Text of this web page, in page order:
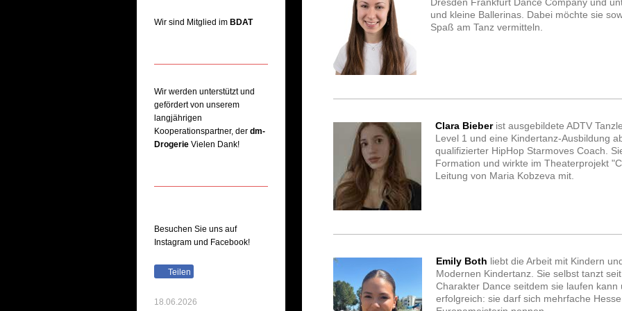
und kleine Ballerinas. Dabei möchte sie
Spaß am Tanz vermitteln.
Clara Bieberist ausgebildete ADTV
Level 1 und eine Kindertanz-Ausbildung
qualifizierter HipHop Starmoves Coach.
Formation und wirkte im Theaterprojekt
Leitung von Maria Kobzeva mit.
Emily Both liebt die Arbeit mit Kindern
Modernen Kindertanz. Sie selbst tanzt
Charakter Dance seitdem sie laufen
erfolgreich: sie darf sich mehrfache
Wir sind Mitglied im BDAT
Wir werden unterstützt und
gefördert von unserem
langjährigen
Kooperationspartner, der dm-
Drogerie Vielen Dank!
Besuchen Sie uns auf
Instagram und Facebook!
Teilen
18.06.2026